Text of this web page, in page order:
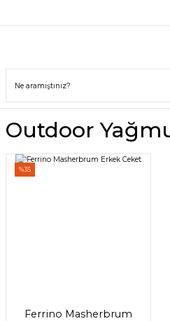
Outdoor
%35
Ferrino Masherbrum